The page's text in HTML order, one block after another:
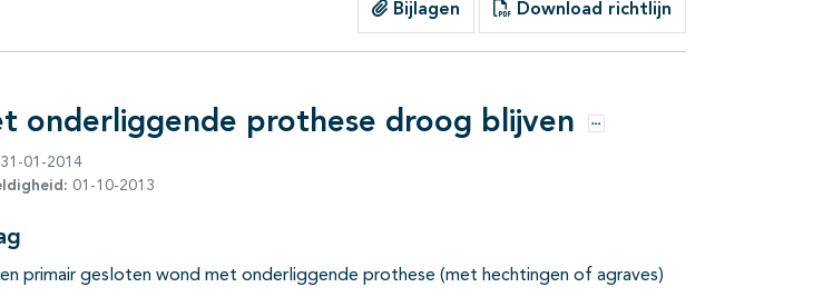
Bijlagen Download richtlijn
onderliggende prothese droog blijven Opties
31-01-2014
01-10-2013
primair gesloten wond met onderliggende prothese (met hechtingen of agraves)